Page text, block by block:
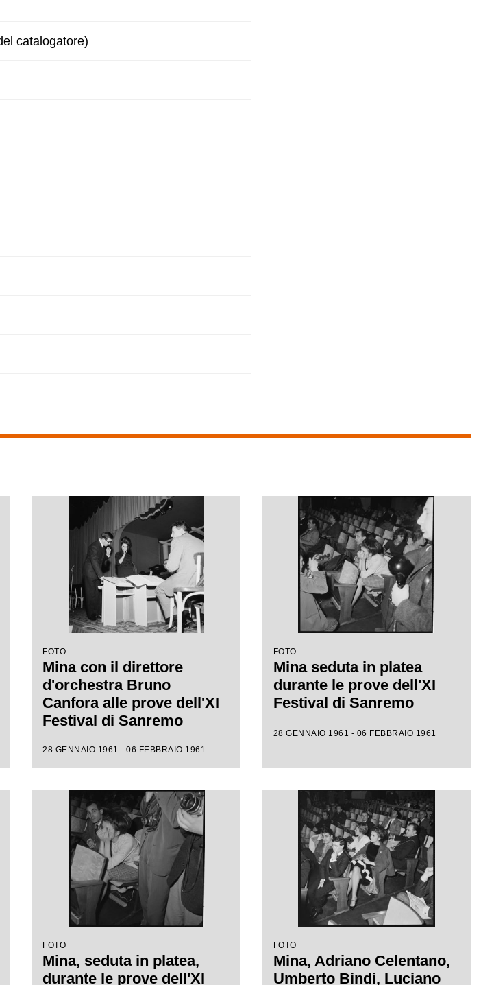
catalogatore)
FOTO
Mina con il direttore
d'orchestra Bruno
Canfora alle prove dell'XI
Festival di Sanremo
28 GENNAIO 1961 - 06 FEBBRAIO 1961
FOTO
Mina seduta in platea
durante le prove dell'XI
Festival di Sanremo
28 GENNAIO 1961 - 06 FEBBRAIO 1961
FOTO
Mina, seduta in platea,
durante le prove dell'XI
FOTO
Mina, Adriano Celentano,
Umberto Bindi, Luciano